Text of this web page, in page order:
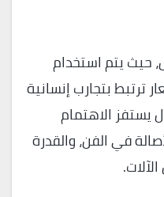
حيث يتم استخدام
ترتبط بتجارب إنسانية
يستفز الاهتمام
في الفن، والقدرة